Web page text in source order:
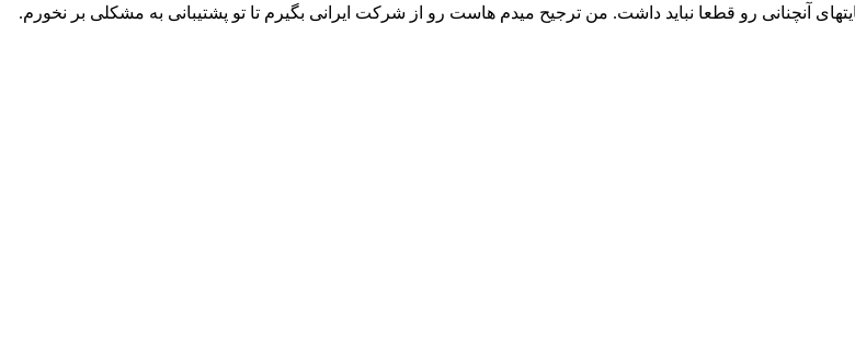
آنچنانی رو قطعا نباید داشت. من ترجیح میدم هاست رو از شرکت ایرانی بگیرم تا تو پشتیبانی به مشکلی بر نخورم.